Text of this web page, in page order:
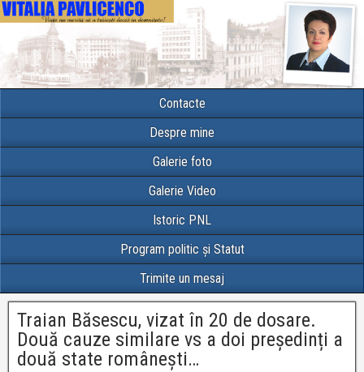
Contacte
Despre mine
Galerie foto
Galerie Video
Istoric PNL
Program politic și Statut
Trimite un mesaj
Traian Băsescu, vizat în 20 de dosare.
Două cauze similare vs a doi președinți a
două state românești…